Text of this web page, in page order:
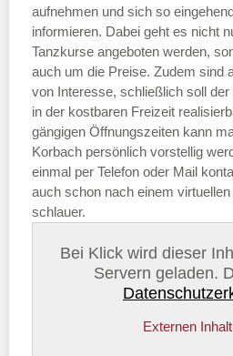
aufnehmen und sich so
informieren. Dabei geht es nicht
Tanzkurse angeboten werden,
auch um die Preise. Zudem sind
von Interesse, schließlich soll
in der kostbaren Freizeit
gängigen Öffnungszeiten kann
Korbach persönlich vorstellig
einmal per Telefon oder Mail
auch schon nach einem
schlauer.
Bei Klick wird dieser
Servern geladen.
Externen